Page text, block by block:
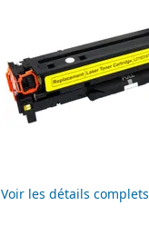
Voir les détails complets